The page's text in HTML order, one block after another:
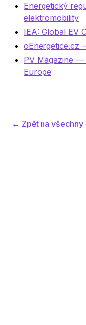
Energetický
elektromobility
IEA: Global EV
oEnergetice.cz
PV Magazine —
Europe
← Zpět na všechny